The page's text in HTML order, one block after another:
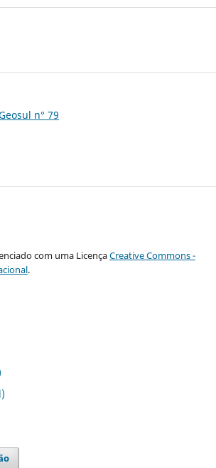
n° 79
com uma LicençaCreative Commons -
.